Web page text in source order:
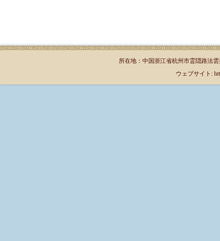
所在地：中国浙江省杭州市霊隠路法
ウェブサイト: